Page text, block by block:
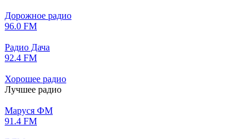
Дорожное радио
96.0 FM
Радио Дача
92.4 FM
Хорошее радио
Лучшее радио
Маруся ФМ
91.4 FM